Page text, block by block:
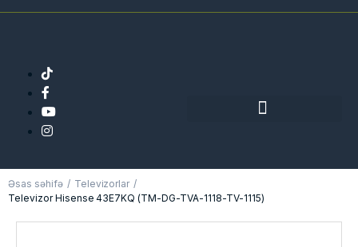
Əsas səhifə
Televizorlar
Televizor Hisense 43E7KQ (TM-DG-TVA-1118-TV-1115)